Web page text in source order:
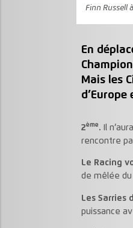
Finn Russell
En
Mais les
2ème. Il
rencontre
Le Racing
de mêlée du
Les Sarries
puissance